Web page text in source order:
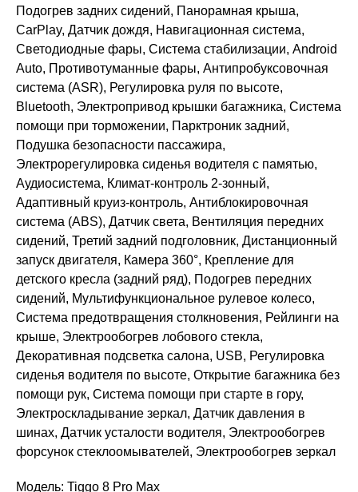
Подогрев задних сидений, Панорамная крыша,
CarPlay, Датчик дождя, Навигационная система,
Светодиодные фары, Система стабилизации, Android
Auto, Противотуманные фары, Антипробуксовочная
система (ASR), Регулировка руля по высоте,
Bluetooth, Электропривод крышки багажника, Система
помощи при торможении, Парктроник задний,
Подушка безопасности пассажира,
Электрорегулировка сиденья водителя с памятью,
Аудиосистема, Климат-контроль 2-зонный,
Адаптивный круиз-контроль, Антиблокировочная
система (ABS), Датчик света, Вентиляция передних
сидений, Третий задний подголовник, Дистанционный
запуск двигателя, Камера 360°, Крепление для
детского кресла (задний ряд), Подогрев передних
сидений, Мультифункциональное рулевое колесо,
Система предотвращения столкновения, Рейлинги на
крыше, Электрообогрев лобового стекла,
Декоративная подсветка салона, USB, Регулировка
сиденья водителя по высоте, Открытие багажника без
помощи рук, Система помощи при старте в гору,
Электроскладывание зеркал, Датчик давления в
шинах, Датчик усталости водителя, Электрообогрев
форсунок стеклоомывателей, Электрообогрев зеркал
Модель: Tiggo 8 Pro Max